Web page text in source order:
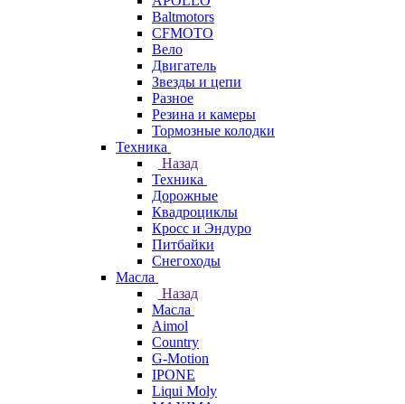
Baltmotors
CFMOTO
Вело
Двигатель
Звезды и цепи
Разное
Резина и камеры
Тормозные колодки
Техника
Назад
Техника
Дорожные
Квадроциклы
Кросс и Эндуро
Питбайки
Снегоходы
Масла
Назад
Масла
Aimol
Country
G-Motion
IPONE
Liqui Moly